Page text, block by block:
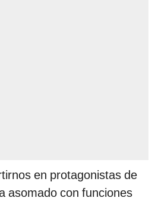
en protagonistas de
asomado con funciones